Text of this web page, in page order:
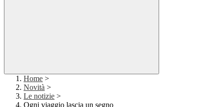
Home >
Novità >
Le notizie >
Ogni viaggio lascia un segno